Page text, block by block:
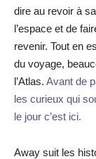
dire au revoir à
l’espace et de
revenir. Tout en
du voyage,
l’Atlas. Avant de
les curieux qui
le jour c’est ici.
Away suit les